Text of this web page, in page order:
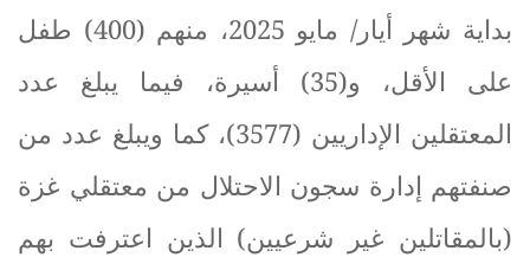
بداية شهر أيار/ مايو 2025، منهم (400) طفل
على الأقل، و(35) أسيرة، فيما يبلغ عدد
المعتقلين الإداريين (3577)، كما ويبلغ عدد من
صنفتهم إدارة سجون الاحتلال من معتقلي غزة
(بالمقاتلين غير شرعيين) الذين اعترفت بهم